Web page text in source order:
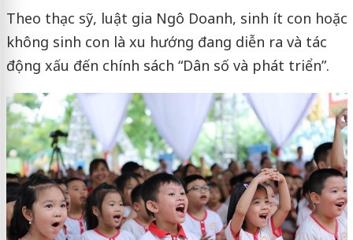
Theo thạc sỹ, luật gia Ngô Doanh, sinh ít con hoặc
không sinh con là xu hướng đang diễn ra và tác
động xấu đến chính sách “Dân số và phát triển”.